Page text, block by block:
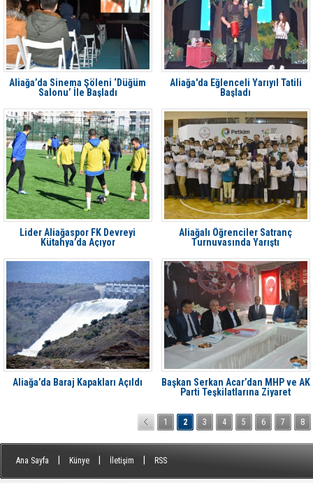
Aliağa’da Sinema Şöleni ‘Düğüm
Salonu’ İle Başladı
Aliağa'da Eğlenceli Yarıyıl Tatili
Başladı
Lider Aliağaspor FK Devreyi
Kütahya’da Açıyor
Aliağalı Öğrenciler Satranç
Turnuvasında Yarıştı
Aliağa’da Baraj Kapakları Açıldı
Başkan Serkan Acar’dan MHP ve AK
Parti Teşkilatlarına Ziyaret
1 2 3 4 5 6 7 8
Ana Sayfa Künye İletişim RSS